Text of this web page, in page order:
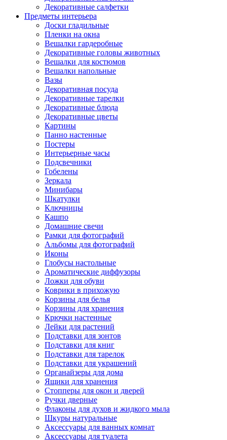
Декоративные салфетки
Предметы интерьера
Доски гладильные
Пленки на окна
Вешалки гардеробные
Декоративные головы животных
Вешалки для костюмов
Вешалки напольные
Вазы
Декоративная посуда
Декоративные тарелки
Декоративные блюда
Декоративные цветы
Картины
Панно настенные
Постеры
Интерьерные часы
Подсвечники
Гобелены
Зеркала
Минибары
Шкатулки
Ключницы
Кашпо
Домашние свечи
Рамки для фотографий
Альбомы для фотографий
Иконы
Глобусы настольные
Ароматические диффузоры
Ложки для обуви
Коврики в прихожую
Корзины для белья
Корзины для хранения
Крючки настенные
Лейки для растений
Подставки для зонтов
Подставки для книг
Подставки для тарелок
Подставки для украшений
Органайзеры для дома
Ящики для хранения
Стопперы для окон и дверей
Ручки дверные
Флаконы для духов и жидкого мыла
Шкуры натуральные
Аксессуары для ванных комнат
Аксессуары для туалета